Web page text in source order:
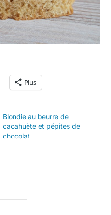
Plus
Blondie au beurre de
cacahuète et pépites de
chocolat